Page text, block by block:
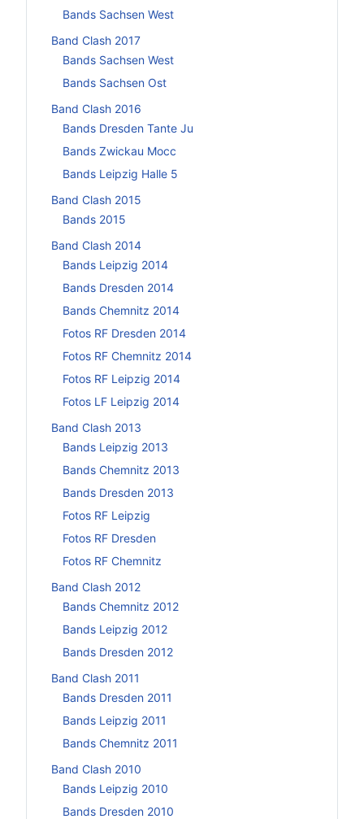
Bands Sachsen West
Band Clash 2017
Bands Sachsen West
Bands Sachsen Ost
Band Clash 2016
Bands Dresden Tante Ju
Bands Zwickau Mocc
Bands Leipzig Halle 5
Band Clash 2015
Bands 2015
Band Clash 2014
Bands Leipzig 2014
Bands Dresden 2014
Bands Chemnitz 2014
Fotos RF Dresden 2014
Fotos RF Chemnitz 2014
Fotos RF Leipzig 2014
Fotos LF Leipzig 2014
Band Clash 2013
Bands Leipzig 2013
Bands Chemnitz 2013
Bands Dresden 2013
Fotos RF Leipzig
Fotos RF Dresden
Fotos RF Chemnitz
Band Clash 2012
Bands Chemnitz 2012
Bands Leipzig 2012
Bands Dresden 2012
Band Clash 2011
Bands Dresden 2011
Bands Leipzig 2011
Bands Chemnitz 2011
Band Clash 2010
Bands Leipzig 2010
Bands Dresden 2010